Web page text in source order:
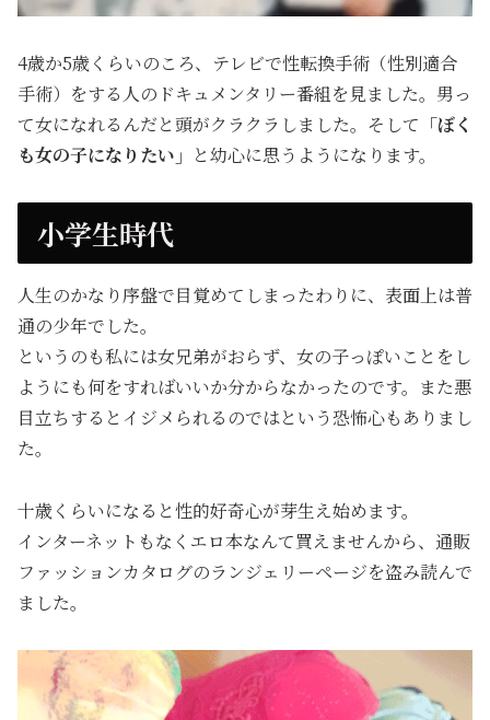
4歳か5歳くらいのころ、テレビで性転換手術（性別適合
手術）をする人のドキュメンタリー番組を見ました。男っ
て女になれるんだと頭がクラクラしました。そして 「ぼく
も女の子になりたい 」 と幼心に思うようになります。
小学生時代
人生のかなり序盤で目覚めてしまったわりに、表面上は普
通の少年でした。
というのも私には女兄弟がおらず、女の子っぽいことをし
ようにも何をすればいいか分からなかったのです。また悪
目立ちするとイジメられるのではという恐怖心もありまし
た。
十歳くらいになると性的好奇心が芽生え始めます。
インターネットもなくエロ本なんて買えませんから、通販
ファッションカタログのランジェリーページを盗み読んで
ました。